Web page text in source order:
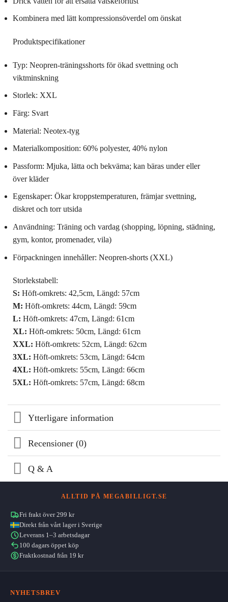
Kombinera med lätt kompressionsöverdel om önskat
Produktspecifikationer
Typ: Neopren-träningsshorts för ökad svettning och
viktminskning
Storlek: XXL
Färg: Svart
Material: Neotex-tyg
Materialkomposition: 60% polyester, 40% nylon
Passform: Mjuka, lätta och bekväma; kan bäras under eller
över kläder
Egenskaper: Ökar kroppstemperaturen, främjar svettning,
diskret och torr utsida
Användning: Träning och vardag (shopping, löpning, städning,
gym, kontor, promenader, vila)
Förpackningen innehåller: Neopren-shorts (XXL)
Storlekstabell:
S: Höft-omkrets: 42,5cm, Längd: 57cm
M: Höft-omkrets: 44cm, Längd: 59cm
L: Höft-omkrets: 47cm, Längd: 61cm
XL: Höft-omkrets: 50cm, Längd: 61cm
XXL: Höft-omkrets: 52cm, Längd: 62cm
3XL: Höft-omkrets: 53cm, Längd: 64cm
4XL: Höft-omkrets: 55cm, Längd: 66cm
5XL: Höft-omkrets: 57cm, Längd: 68cm
Ytterligare information
Recensioner (0)
Q & A
ALLTID PÅ MEGABILLIGT.SE
Fri frakt över 299 kr
Direkt från vårt lager i Sverige
Leverans 1–3 arbetsdagar
100 dagars öppet köp
Fraktkostnad från 19 kr
NYHETSBREV